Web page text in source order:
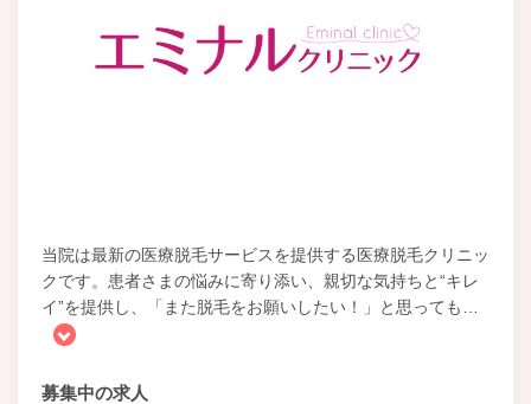
当院は最新の医療脱毛サービスを提供する医療脱毛クリニッ
クです。患者さまの悩みに寄り添い、親切な気持ちと“キレ
イ”を提供し、「また脱毛をお願いしたい！」と思っても
募集中の求人